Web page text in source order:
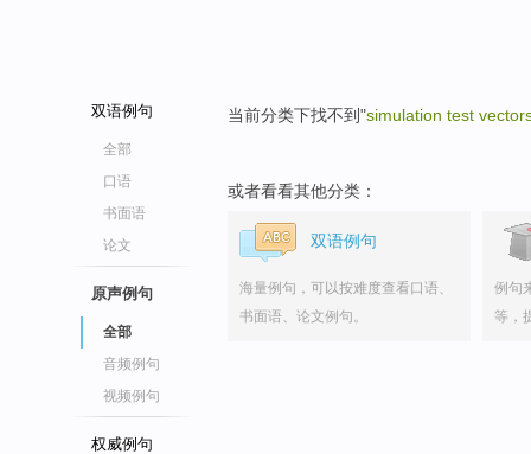
双语例句
全部
口语
书面语
论文
原声例句
全部
音频例句
视频例句
权威例句
当前分类下找不到"simulation test
或者看看其他分类：
双语例句
海量例句，可以按难度查看口语、
书面语、论文例句。
例句
等，